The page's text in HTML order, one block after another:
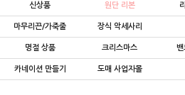
신상품 원단 리본
마무리끈/가죽줄 장식 악세사리
명절 상품 크리스마스 밴
카네이션 만들기 도매 사업자몰